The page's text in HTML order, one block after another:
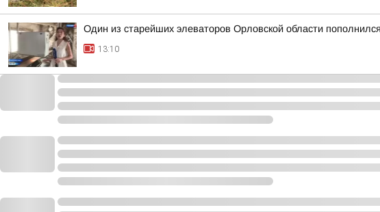
Один из старейших элеваторов Орловской области
13:10